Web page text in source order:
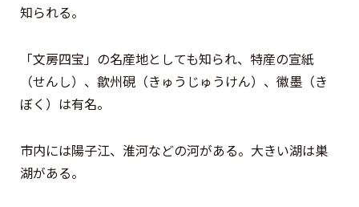
知られる。
「文房四宝」の名産地としても知られ、特産の宣紙
（せんし）、歙州硯（きゅうじゅうけん）、徽墨（き
ぼく）は有名。
市内には陽子江、淮河などの河がある。大きい湖は巣
湖がある。